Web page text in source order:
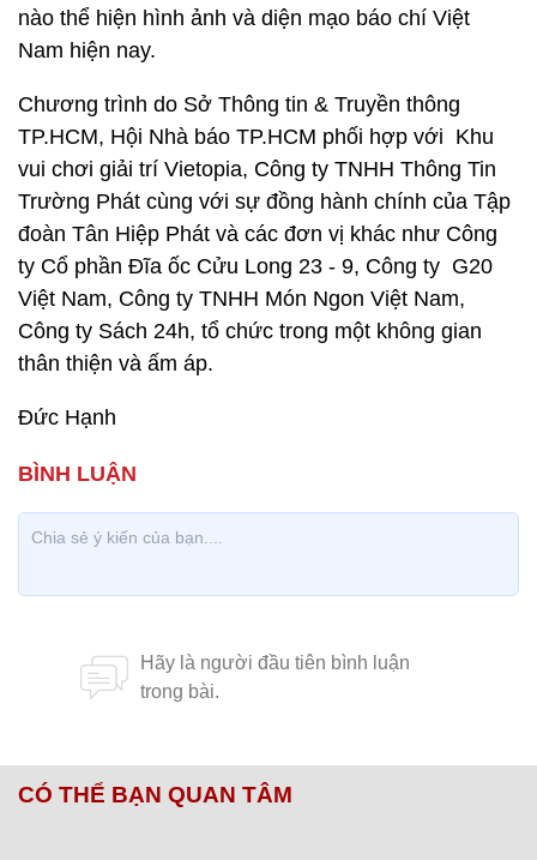
nào thể hiện hình ảnh và diện mạo báo chí Việt
Nam hiện nay.
Chương trình do Sở Thông tin & Truyền thông
TP.HCM, Hội Nhà báo TP.HCM phối hợp với Khu
vui chơi giải trí Vietopia, Công ty TNHH Thông Tin
Trường Phát cùng với sự đồng hành chính của Tập
đoàn Tân Hiệp Phát và các đơn vị khác như Công
ty Cổ phần Đĩa ốc Cửu Long 23 - 9, Công ty G20
Việt Nam, Công ty TNHH Món Ngon Việt Nam,
Công ty Sách 24h, tổ chức trong một không gian
thân thiện và ấm áp.
Đức Hạnh
CÓ THỂ BẠN QUAN TÂM